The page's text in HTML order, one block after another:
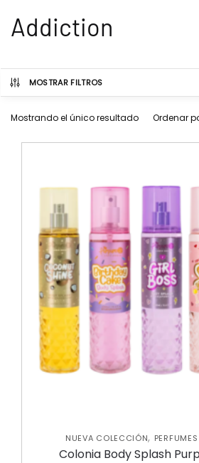
Addiction
MOSTRAR FILTROS
Mostrando el único resultado
NUEVA COLECCIÓN,
Colonia Body Splash